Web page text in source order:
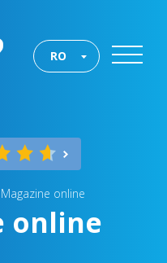
RO
Magazine online
online